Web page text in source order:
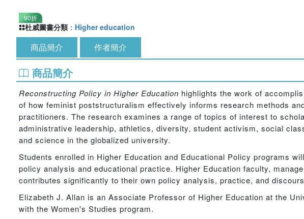
90折
杜威圖書分類 ： Higher education
商品簡介 作者簡介
商品簡介
Reconstructing Policy in Higher Education highlights the work of
of how feminist poststructuralism effectively informs research methods
practitioners. The research examines a range of topics of interest to
administrative leadership, athletics, diversity, student activism, social
and science in the globalized university.
Students enrolled in Higher Education and Educational Policy programs
policy analysis and educational practice. Higher Education faculty,
contributes significantly to their own policy analysis, practice, and
Elizabeth J. Allan is an Associate Professor of Higher Education at the
with the Women's Studies program.